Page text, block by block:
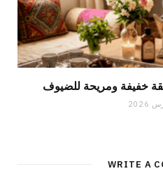
خفيفة ومريحة للضيوف
WRITE A